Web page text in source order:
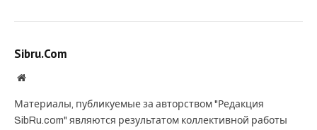
Sibru.Com
Website
Материалы, публикуемые за авторством "Редакция
SibRu.com" являются результатом коллективной работы